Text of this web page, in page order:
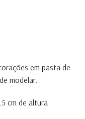
em pasta de
modelar.
cm de altura